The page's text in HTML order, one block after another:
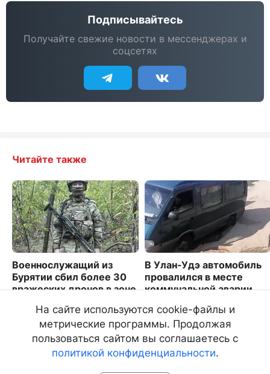
Подписывайтесь
Получайте свежие новости в мессенджерах и
соцсетях
Читайте также
Военнослужащий из
Бурятии сбил более 30
вражеских дронов в зоне
В Улан-Удэ автомобиль
провалился в месте
коммунальной аварии
1999
На сайте используются cookie-файлы и
метрические программы. Продолжая
пользоваться сайтом вы соглашаетесь с
политикой конфиденциальности.